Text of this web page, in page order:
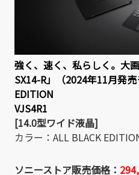
強く、速く、私らしく。大
SX14-R」（2024年11月発
EDITION
VJS4R1
[14.0型ワイド液晶]
カラー：ALL BLACK
ソニーストア販売価格：